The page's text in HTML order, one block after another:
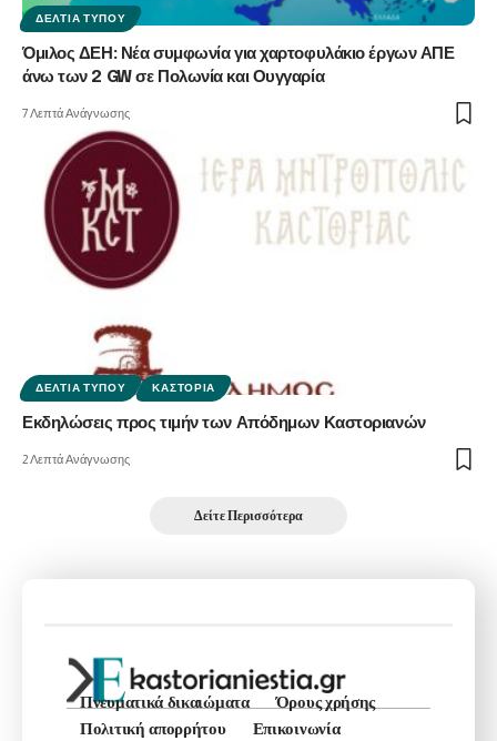
ΔΕΛΤΊΑ ΤΎΠΟΥ
Όμιλος ΔΕΗ: Νέα συμφωνία για χαρτοφυλάκιο έργων ΑΠΕ
άνω των 2 GW σε Πολωνία και Ουγγαρία
7 Λεπτά Ανάγνωσης
ΔΕΛΤΊΑ ΤΎΠΟΥ ΚΑΣΤΟΡΙΆ
Εκδηλώσεις προς τιμήν των Απόδημων Καστοριανών
2 Λεπτά Ανάγνωσης
Δείτε Περισσότερα
Πνευματικά δικαιώματα
Όρους χρήσης
Πολιτική απορρήτου
Επικοινωνία